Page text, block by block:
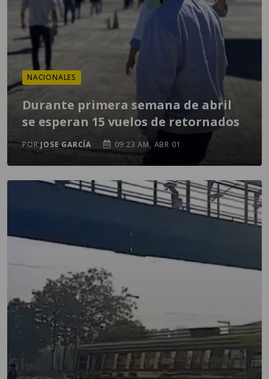
NACIONALES
Durante primera semana de abril
se esperan 15 vuelos de retornados
PORJOSE GARCÍA 09:23 AM, ABR 01